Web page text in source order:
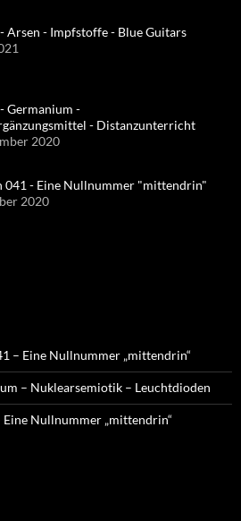
Arsen - Impfstoffe - Blue Guitars
Germanium -
- Distanzunterricht
2020
041 - Eine Nullnummer "mittendrin"
2020
– Eine Nullnummer „mittendrin“
– Nuklearsemiotik – Leuchtdioden
Nullnummer „mittendrin“